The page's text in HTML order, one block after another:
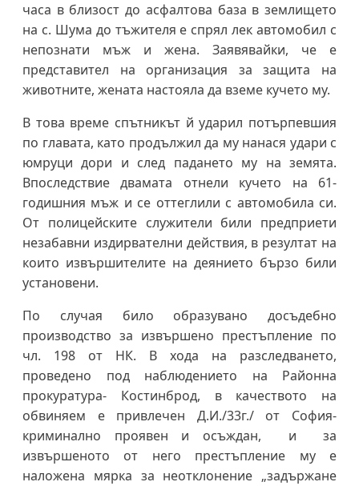
часа в близост до асфалтова база в землището
на с. Шума до тъжителя е спрял лек автомобил с
непознати мъж и жена. Заявявайки, че е
представител на организация за защита на
животните, жената настояла да вземе кучето му.
В това време спътникът й ударил потърпевшия
по главата, като продължил да му нанася удари с
юмруци дори и след падането му на земята.
Впоследствие двамата отнели кучето на 61-
годишния мъж и се оттеглили с автомобила си.
От полицейските служители били предприети
незабавни издирвателни действия, в резултат на
които извършителите на деянието бързо били
установени.
По случая било образувано досъдебно
производство за извършено престъпление по
чл. 198 от НК. В хода на разследването,
проведено под наблюдението на Районна
прокуратура- Костинброд, в качеството на
обвиняем е привлечен Д.И./33г./ от София-
криминално проявен и осъждан, и за
извършеното от него престъпление му е
наложена мярка за неотклонение „задържане